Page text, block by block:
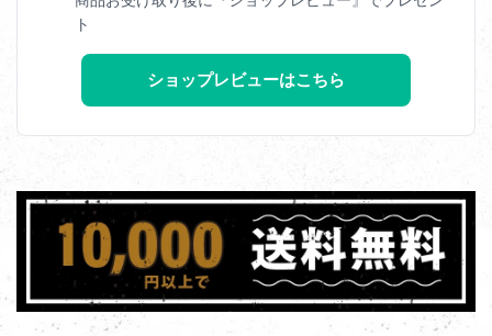
ト
ショップレビューはこちら